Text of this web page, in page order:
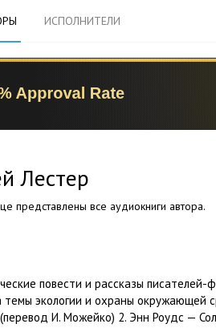
ИСПОЛНИТЕЛИ
Лестер
представлены все аудиокниги автора.
повести и рассказы писателей-
экологии и охраны окружающей
И. Можейко) 2. Энн Роудс —